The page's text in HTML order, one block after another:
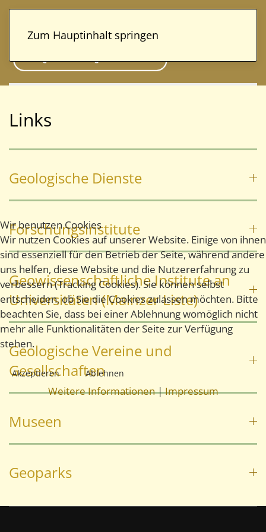
Zum Hauptinhalt springen
Links
Geologische Dienste
Forschungsinstitute
Geowissenschaftliche Institute an
Universitäten (Mainzer Liste)
Geologische Vereine und
Gesellschaften
Museen
Geoparks
Wir benutzen Cookies
Wir nutzen Cookies auf unserer Website. Einige von ihnen
sind essenziell für den Betrieb der Seite, während andere
uns helfen, diese Website und die Nutzererfahrung zu
verbessern (Tracking Cookies). Sie können selbst
entscheiden, ob Sie die Cookies zulassen möchten. Bitte
beachten Sie, dass bei einer Ablehnung womöglich nicht
mehr alle Funktionalitäten der Seite zur Verfügung
stehen.
Akzeptieren Ablehnen
Weitere Informationen|Impressum